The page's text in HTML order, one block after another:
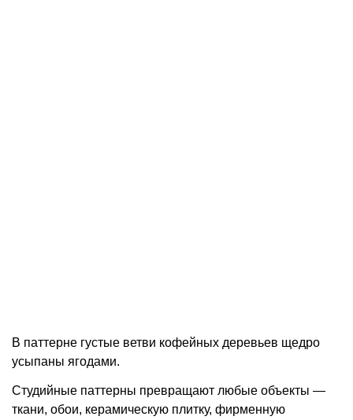
В паттерне густые ветви кофейных деревьев щедро
усыпаны ягодами.
Студийные паттерны превращают любые объекты —
ткани, обои, керамическую плитку, фирменную